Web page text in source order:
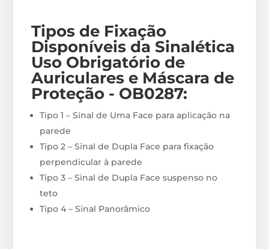
Tipos de Fixação
Disponíveis da Sinalética
Uso Obrigatório de
Auriculares e Máscara de
Proteção - OB0287:
Tipo 1 – Sinal de Uma Face para aplicação na
parede
Tipo 2 – Sinal de Dupla Face para fixação
perpendicular à parede
Tipo 3 – Sinal de Dupla Face suspenso no
teto
Tipo 4 – Sinal Panorâmico